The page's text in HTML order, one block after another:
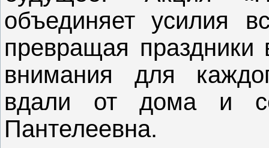
объединяет усилия
превращая
внимания для
вдали от дома и
Пантелеевна.